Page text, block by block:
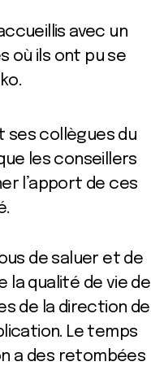
avec un
où ils ont pu se
ses collègues du
les conseillers
l’apport de ces
de saluer et de
la qualité de vie de
de la direction de
Le temps
a des retombées